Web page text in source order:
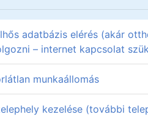
adatbázis elérés (akár
– internet kapcsolat
munkaállomás
kezelése (további